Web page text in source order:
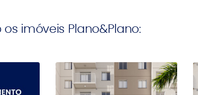
imóveis Plano&Plano: